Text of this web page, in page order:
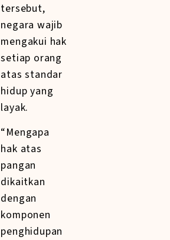
tersebut,
negara wajib
mengakui hak
setiap orang
atas standar
hidup yang
layak.
“Mengapa
hak atas
pangan
dikaitkan
dengan
komponen
penghidupan